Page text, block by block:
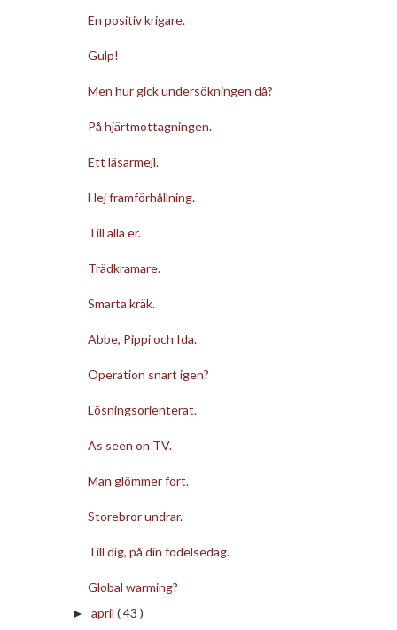
En positiv krigare.
Gulp!
Men hur gick undersökningen då?
På hjärtmottagningen.
Ett läsarmejl.
Hej framförhållning.
Till alla er.
Trädkramare.
Smarta kräk.
Abbe, Pippi och Ida.
Operation snart igen?
Lösningsorienterat.
As seen on TV.
Man glömmer fort.
Storebror undrar.
Till dig, på din födelsedag.
Global warming?
► april ( 43 )